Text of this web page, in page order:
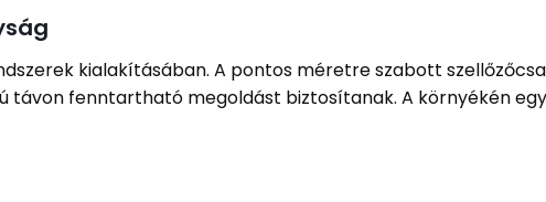
kialakításában. A pontos méretre szabott
távon fenntartható megoldást biztosítanak. A környékén